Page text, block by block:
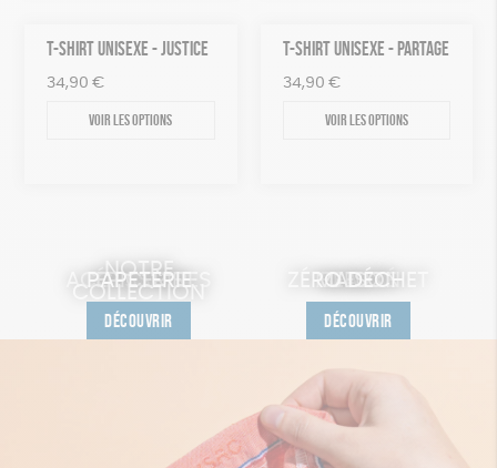
T-SHIRT UNISEXE - JUSTICE
34,90 €
Voir les options
T-SHIRT UNISEXE - PARTAGE
34,90 €
Voir les options
ACCESSOIRES
DÉCOUVRIR
BEAUTÉ
DÉCOUVRIR
ÉPICERIE
DÉCOUVRIR
JEUX
DÉCOUVRIR
NOTRE
COLLECTION
DÉCOUVRIR
MAISON
DÉCOUVRIR
PAPETERIE
DÉCOUVRIR
ZÉRO DÉCHET
DÉCOUVRIR